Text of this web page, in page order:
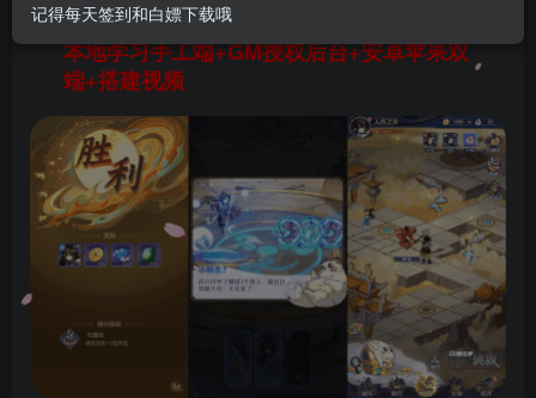
小U社区【炼仙传说】卡牌回合手游+Linux
本地学习手工端+GM授权后台+安卓苹果双
端+搭建视频
记得每天签到和白嫖下载哦